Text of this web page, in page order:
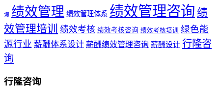
询 绩效管理 绩效管理体系 绩效管理咨询 绩
效管理培训 绩效考核 绩效考核咨询 绩效考核培训
绿色能
源行业 薪酬体系设计 薪酬绩效管理咨询 薪酬设计 行隆咨
询
行隆咨询